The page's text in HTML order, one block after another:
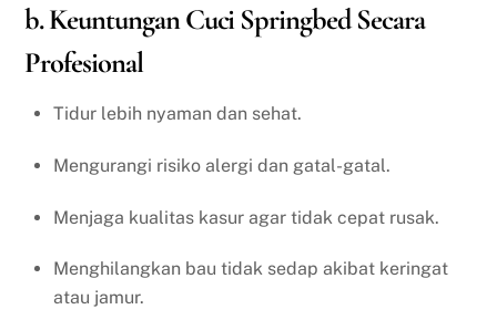
b. Keuntungan Cuci Springbed Secara
Profesional
Tidur lebih nyaman dan sehat.
Mengurangi risiko alergi dan gatal-gatal.
Menjaga kualitas kasur agar tidak cepat rusak.
Menghilangkan bau tidak sedap akibat keringat
atau jamur.